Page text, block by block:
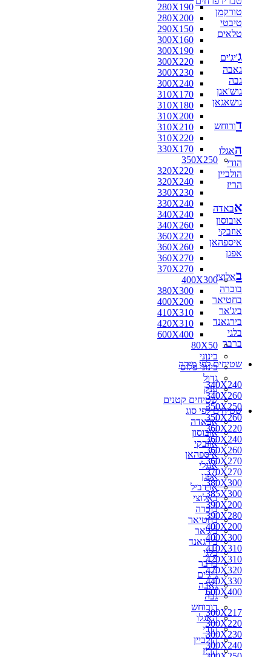
280X190
280X200
290X150
300X160
300X190
300X220
300X230
300X240
310X170
310X180
310X200
310X210
310X220
330X170
350X250
320X220
320X240
330X230
330X240
340X240
340X260
360X220
360X260
360X270
370X270
400X300
380X300
400X200
410X310
420X310
600X400
80X50
בינוני
בינוני פלוס
גדול
ענק
שטיחים קטנים
שטיחים לפי סוג
אבאדה
אובוסון
אוזבקי
איספהאן
אנגלי
אפגן
ארדביל
באלוצי
בוכרה
בחטיאר
ביג'אר
בירגאנד
בלגי
ברבר
ג'יג'ים
גאבה
גבה
דורוחש
האגלו
הודי
הולביין
הריז
טורקמן
טיבטי
טלאים
ג'יג'ים
גאבה
גבה
גוש'אגן
גושאגאן
דורוחש
האגלו
הודי
הולביין
הריז
אבאדה
אובוסון
אוזבקי
איספהאן
אפגן
באלוצי
בוכרה
בחטיאר
ביג'אר
בירגאנד
בלגי
ברבר
שטיחים לפי מידה
340X240
340X260
350X250
350X260
360X220
360X240
360X260
360X270
370X270
380X300
385X300
390X200
390X280
400X200
400X300
410X310
420X310
420X320
440X330
600X400
300X217
300X220
300X230
300X240